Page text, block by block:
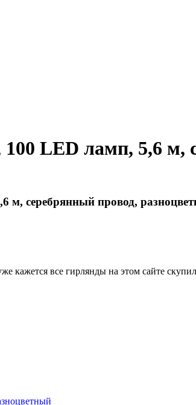
LED ламп, 5,6 м,
кажется все гирлянды на этом сайте